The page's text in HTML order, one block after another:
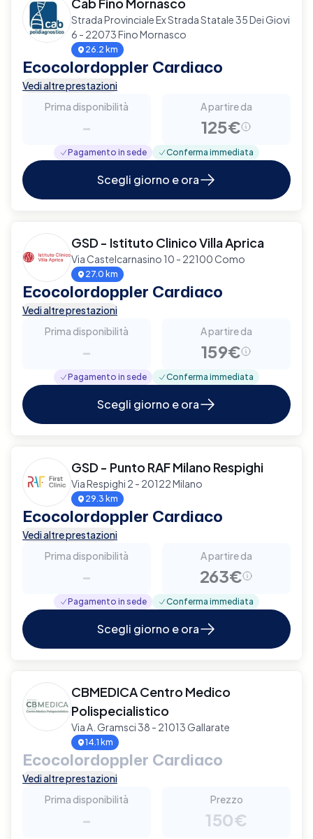
Strada Provinciale Ex Strada Statale 35 Dei Giovi
6 - 22073 Fino Mornasco
26.2 km
Ecocolordoppler Cardiaco
Vedi altre prestazioni
Prima disponibilità
-
A partire da
125€
Pagamento in sede Conferma immediata
Scegli giorno e ora
GSD - Istituto Clinico Villa Aprica
Via Castelcarnasino 10 - 22100 Como
27.0 km
Ecocolordoppler Cardiaco
Vedi altre prestazioni
Prima disponibilità
-
A partire da
159€
Pagamento in sede Conferma immediata
Scegli giorno e ora
GSD - Punto RAF Milano Respighi
Via Respighi 2 - 20122 Milano
29.3 km
Ecocolordoppler Cardiaco
Vedi altre prestazioni
Prima disponibilità
-
A partire da
263€
Pagamento in sede Conferma immediata
Scegli giorno e ora
CBMEDICA Centro Medico
Polispecialistico
Via A. Gramsci 38 - 21013 Gallarate
14.1 km
Ecocolordoppler Cardiaco
Vedi altre prestazioni
Prima disponibilità
-
Prezzo
150€